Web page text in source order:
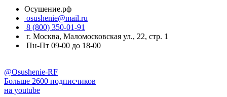
Осушение.рф
osushenie@mail.ru
8 (800) 350-01-91
г. Москва, Маломосковская ул., 22, стр. 1
Пн-Пт 09-00 до 18-00
@Osushenie-RF
Больше 2600 подписчиков
на youtube